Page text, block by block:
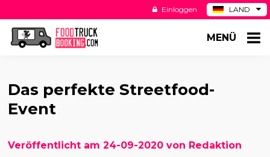
LAND
ES
Einloggen
MENÜ
Das perfekte Streetfood-
Event
Veröffentlicht am 24-09-2020 von Redaktion